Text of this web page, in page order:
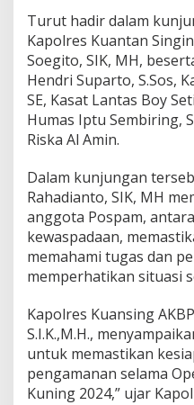
u
T
j
a
u
i
a
p
a
n
P
o
p
a
m
P
o
l
Turut hadir dalam
Kapolres Kuantan
Soegito, SIK, MH,
Hendri Suparto, S.Sos,
SE, Kasat Lantas Boy
Humas Iptu Sembiring,
Riska Al Amin.
Dalam kunjungan
Rahadianto, SIK, MH
anggota Pospam,
kewaspadaan,
memahami tugas dan
memperhatikan situasi
Kapolres Kuansing
S.I.K.,M.H.,
untuk memastikan
pengamanan selama
Kuning 2024,” ujar